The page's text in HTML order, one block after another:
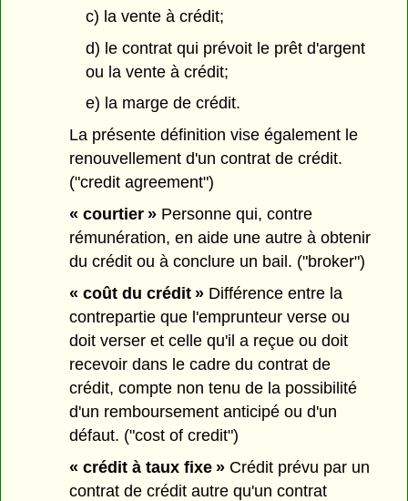
c) la vente à crédit;
d) le contrat qui prévoit le prêt d'argent
ou la vente à crédit;
e) la marge de crédit.
La présente définition vise également le
renouvellement d'un contrat de crédit.
("credit agreement")
« courtier » Personne qui, contre
rémunération, en aide une autre à obtenir
du crédit ou à conclure un bail. ("broker")
« coût du crédit » Différence entre la
contrepartie que l'emprunteur verse ou
doit verser et celle qu'il a reçue ou doit
recevoir dans le cadre du contrat de
crédit, compte non tenu de la possibilité
d'un remboursement anticipé ou d'un
défaut. ("cost of credit")
« crédit à taux fixe » Crédit prévu par un
contrat de crédit autre qu'un contrat